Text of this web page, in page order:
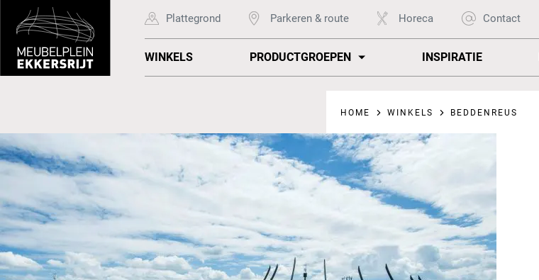
Plattegrond Parkeren & route Horeca Contact
WINKELS PRODUCTGROEPEN INSPIRATIE
HOME WINKELS BEDDENREUS